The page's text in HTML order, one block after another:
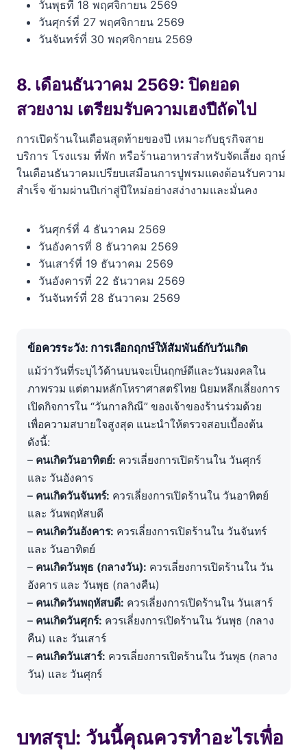
วันพุธที่ 18 พฤศจิกายน 2569
วันศุกร์ที่ 27 พฤศจิกายน 2569
วันจันทร์ที่ 30 พฤศจิกายน 2569
8. เดือนธันวาคม 2569: ปิดยอด
สวยงาม เตรียมรับความเฮงปีถัดไป
การเปิดร้านในเดือนสุดท้ายของปี เหมาะกับธุรกิจสาย
บริการ โรงแรม ที่พัก หรือร้านอาหารสำหรับจัดเลี้ยง ฤกษ์
ในเดือนธันวาคมเปรียบเสมือนการปูพรมแดงต้อนรับความ
สำเร็จ ข้ามผ่านปีเก่าสู่ปีใหม่อย่างสง่างามและมั่นคง
วันศุกร์ที่ 4 ธันวาคม 2569
วันอังคารที่ 8 ธันวาคม 2569
วันเสาร์ที่ 19 ธันวาคม 2569
วันอังคารที่ 22 ธันวาคม 2569
วันจันทร์ที่ 28 ธันวาคม 2569
ข้อควรระวัง: การเลือกฤกษ์ให้สัมพันธ์กับวันเกิด
แม้ว่าวันที่ระบุไว้ด้านบนจะเป็นฤกษ์ดีและวันมงคลใน
ภาพรวม แต่ตามหลักโหราศาสตร์ไทย นิยมหลีกเลี่ยงการ
เปิดกิจการใน “วันกาลกิณี” ของเจ้าของร้านร่วมด้วย
เพื่อความสบายใจสูงสุด แนะนำให้ตรวจสอบเบื้องต้น
ดังนี้:
– คนเกิดวันอาทิตย์: ควรเลี่ยงการเปิดร้านใน วันศุกร์
และ วันอังคาร
– คนเกิดวันจันทร์: ควรเลี่ยงการเปิดร้านใน วันอาทิตย์
และ วันพฤหัสบดี
– คนเกิดวันอังคาร: ควรเลี่ยงการเปิดร้านใน วันจันทร์
และ วันอาทิตย์
– คนเกิดวันพุธ (กลางวัน): ควรเลี่ยงการเปิดร้านใน วัน
อังคาร และ วันพุธ (กลางคืน)
– คนเกิดวันพฤหัสบดี: ควรเลี่ยงการเปิดร้านใน วันเสาร์
– คนเกิดวันศุกร์: ควรเลี่ยงการเปิดร้านใน วันพุธ (กลาง
คืน) และ วันเสาร์
– คนเกิดวันเสาร์: ควรเลี่ยงการเปิดร้านใน วันพุธ (กลาง
วัน) และ วันศุกร์
บทสรุป: วันนี้คุณควรทำอะไรเพื่อ